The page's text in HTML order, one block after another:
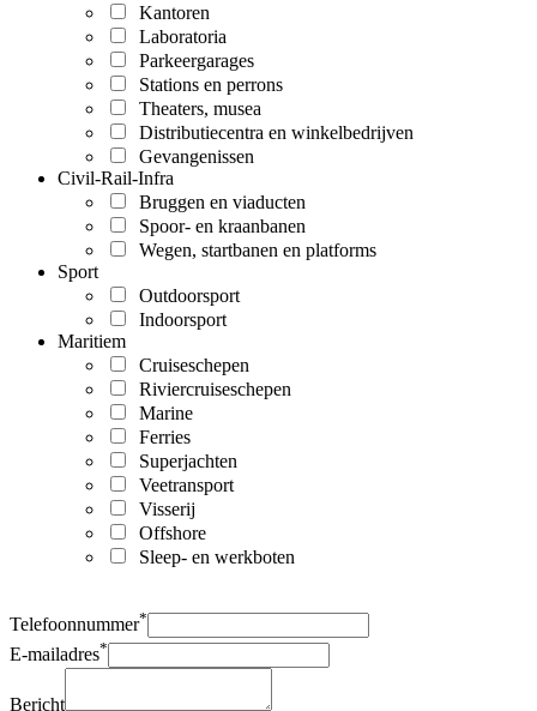
Kantoren
Laboratoria
Parkeergarages
Stations en perrons
Theaters, musea
Distributiecentra en winkelbedrijven
Gevangenissen
Civil-Rail-Infra
Bruggen en viaducten
Spoor- en kraanbanen
Wegen, startbanen en platforms
Sport
Outdoorsport
Indoorsport
Maritiem
Cruiseschepen
Riviercruiseschepen
Marine
Ferries
Superjachten
Veetransport
Visserij
Offshore
Sleep- en werkboten
Telefoonnummer*
E-mailadres*
Bericht